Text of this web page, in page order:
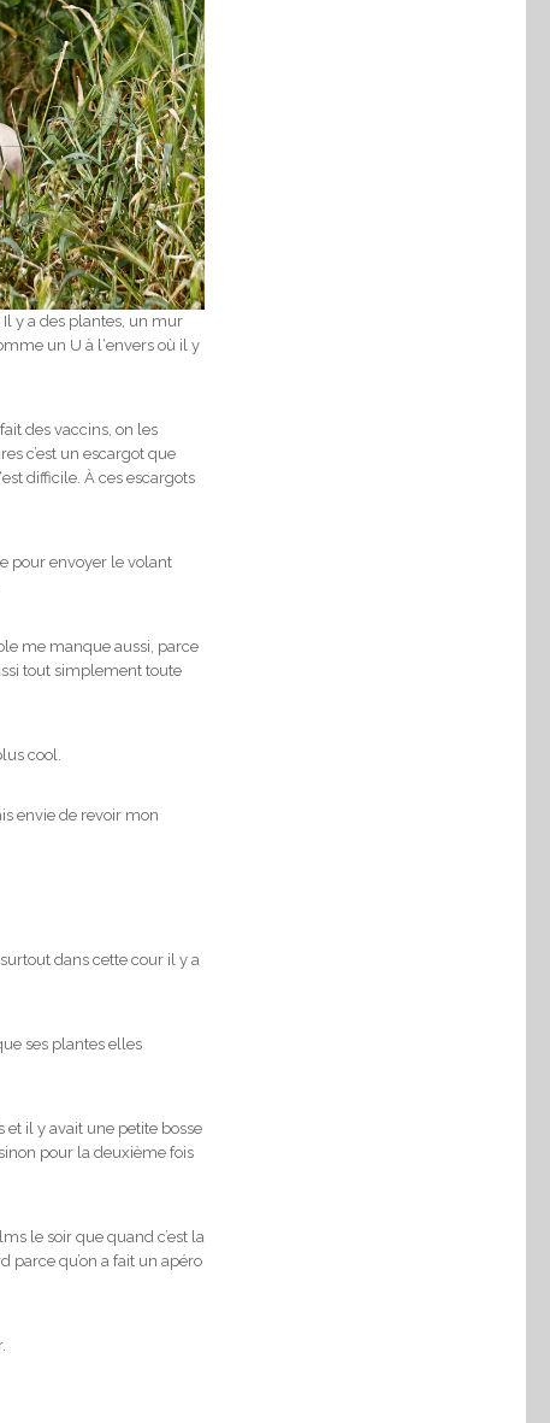
y a des plantes, un mur
un U à l‘envers où il y
des vaccins, on les
c’est un escargot que
difficile. À ces escargots
pour envoyer le volant
me manque aussi, parce
tout simplement toute
cool.
envie de revoir mon
dans cette cour il y a
ses plantes elles
il y avait une petite bosse
pour la deuxième fois
le soir que quand c’est la
parce qu’on a fait un apéro